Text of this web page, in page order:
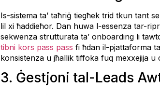
Is-sistema ta’ taħriġ tiegħek trid tkun tant
lil xi ħaddieħor. Dan huwa l-essenza tar-
sekwenza strutturata ta’ onboarding li
tibni kors pass pass fi ħdan il-pjattaforma
konsistenza u jħallik tiffoka fuq mexxejija u
3. Ġestjoni tal-Leads